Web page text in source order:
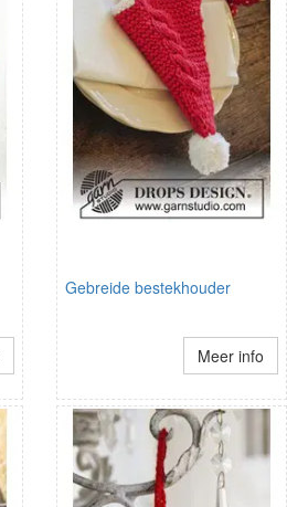
Gebreide bestekhouder
Meer info